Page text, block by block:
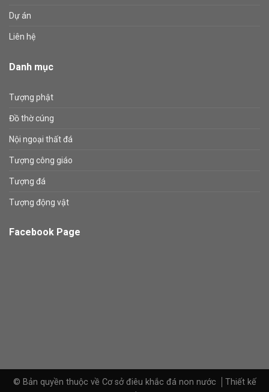
Dự án
Liên hệ
Danh mục
Tượng phật
Đồ thờ cúng
Nội ngoại thất đá
Tượng công giáo
Tượng đá
Tượng động vật
Facebook Page
© Bản quyền thuộc về Cơ sở điêu khắc đá non nước
Thiết kế